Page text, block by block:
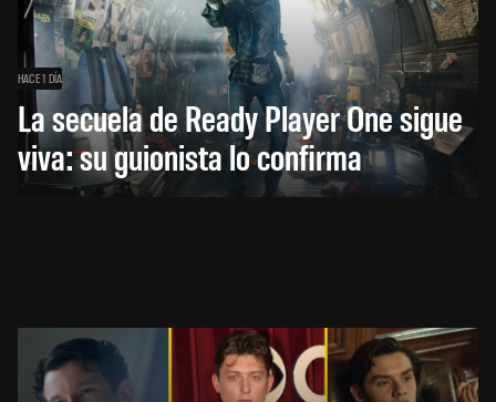
HACE 1 DÍA
La secuela de Ready Player One sigue
viva: su guionista lo confirma